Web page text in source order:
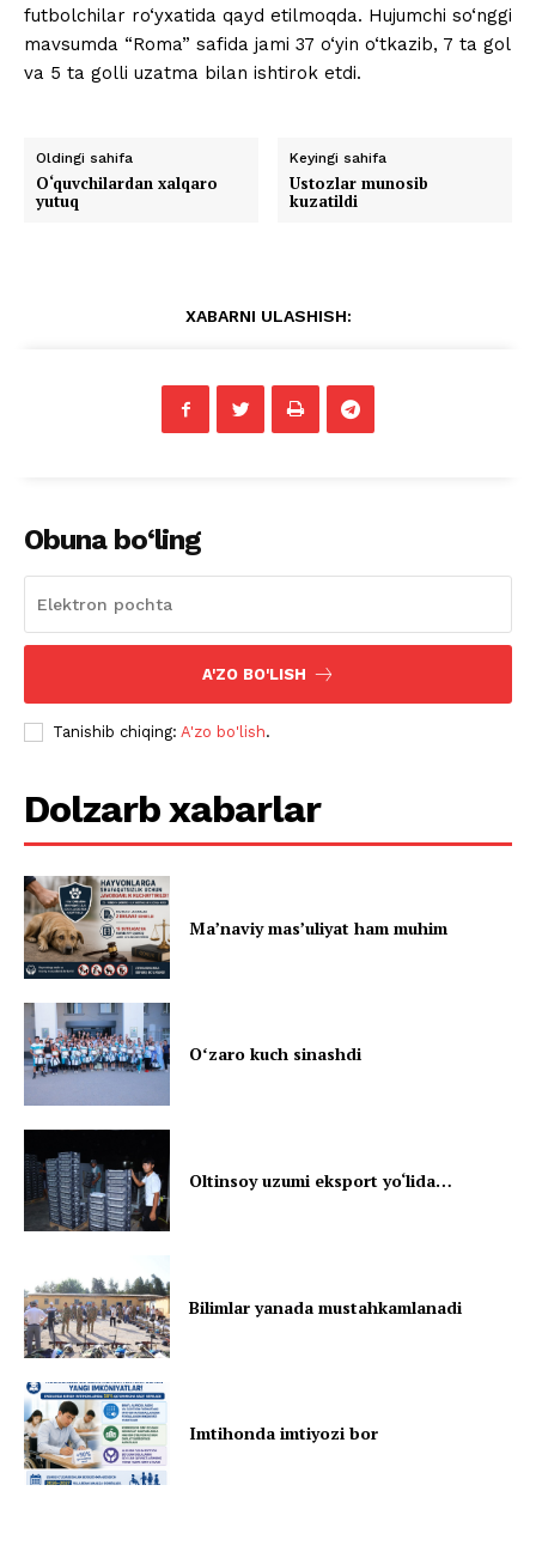
futbolchilar ro‘yxatida qayd etilmoqda. Hujumchi so‘nggi
mavsumda “Roma” safida jami 37 o‘yin o‘tkazib, 7 ta gol
va 5 ta golli uzatma bilan ishtirok etdi.
Oldingi sahifa
O‘quvchilardan xalqaro
yutuq
Keyingi sahifa
Ustozlar munosib
kuzatildi
XABARNI ULASHISH:
Obuna bo‘ling
A'ZO BO'LISH
Tanishib chiqing: A'zo bo'lish.
Dolzarb xabarlar
Ma’naviy mas’uliyat ham muhim
Oʻzaro kuch sinashdi
Oltinsoy uzumi eksport yo‘lida…
Bilimlar yanada mustahkamlanadi
Imtihonda imtiyozi bor